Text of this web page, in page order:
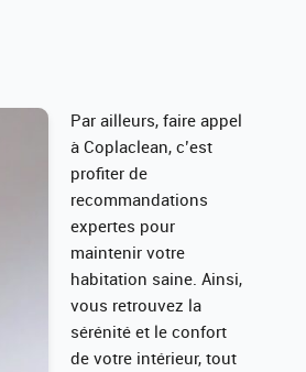
Par ailleurs, faire appel
à Coplaclean, c’est
profiter de
recommandations
expertes pour
maintenir votre
habitation saine. Ainsi,
vous retrouvez la
sérénité et le confort
de votre intérieur, tout